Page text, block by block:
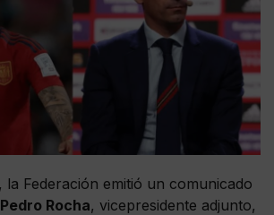
la Federación emitió un comunicado
Pedro Rocha, vicepresidente adjunto,